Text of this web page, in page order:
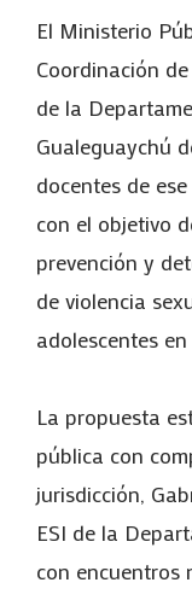
El Ministerio
Coordinación
de la
Gualeguaychú
docentes de
con el objetivo
prevención y
de violencia
adolescentes
La propuesta
pública con
jurisdicción,
ESI de la
con encuentros